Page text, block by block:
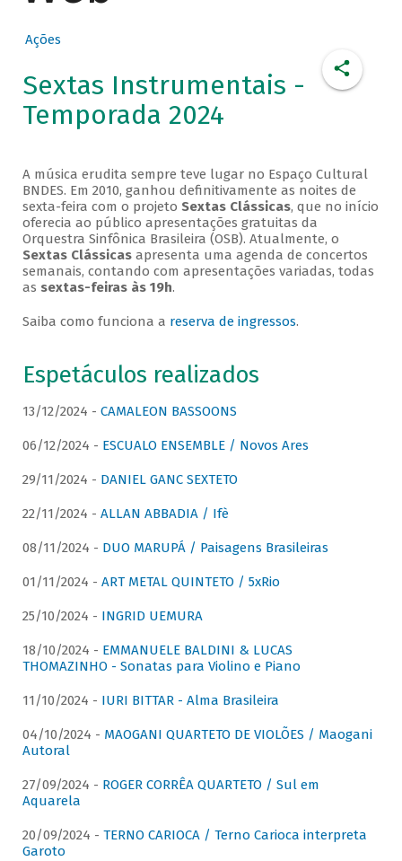
Ações
Sextas Instrumentais -
Temporada 2024
A música erudita sempre teve lugar no Espaço Cultural
BNDES. Em 2010, ganhou definitivamente as noites de
sexta-feira com o projeto Sextas Clássicas, que no início
oferecia ao público apresentações gratuitas da
Orquestra Sinfônica Brasileira (OSB). Atualmente, o
Sextas Clássicasapresenta uma agenda de concertos
semanais, contando com apresentações variadas, todas
as sextas-feiras às 19h.
Saiba como funciona a reserva de ingressos.
Espetáculos realizados
13/12/2024 - CAMALEON BASSOONS
06/12/2024 - ESCUALO ENSEMBLE / Novos Ares
29/11/2024 - DANIEL GANC SEXTETO
22/11/2024 - ALLAN ABBADIA / Ifè
08/11/2024 - DUO MARUPÁ / Paisagens Brasileiras
01/11/2024 - ART METAL QUINTETO / 5xRio
25/10/2024 - INGRID UEMURA
18/10/2024 - EMMANUELE BALDINI & LUCAS
THOMAZINHO - Sonatas para Violino e Piano
11/10/2024 - IURI BITTAR - Alma Brasileira
04/10/2024 - MAOGANI QUARTETO DE VIOLÕES / Maogani
Autoral
27/09/2024 - ROGER CORRÊA QUARTETO / Sul em
Aquarela
20/09/2024 - TERNO CARIOCA / Terno Carioca interpreta
Garoto